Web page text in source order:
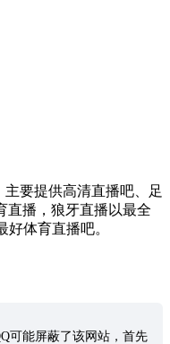
要提供高清直播吧、足
直播，狼牙直播以最全
体育直播吧。
可能屏蔽了该网站，首先